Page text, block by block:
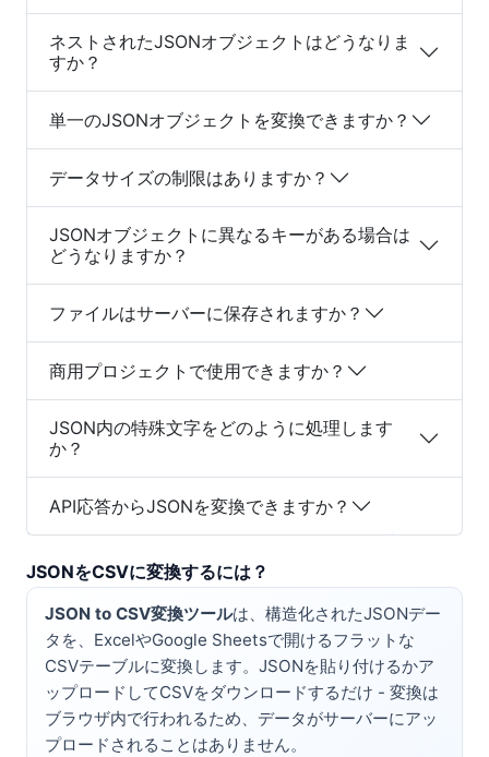
ネストされたJSONオブジェクトはどうなりま
すか？
単一のJSONオブジェクトを変換できますか？
データサイズの制限はありますか？
JSONオブジェクトに異なるキーがある場合は
どうなりますか？
ファイルはサーバーに保存されますか？
商用プロジェクトで使用できますか？
JSON内の特殊文字をどのように処理します
か？
API応答からJSONを変換できますか？
JSONをCSVに変換するには？
JSON to CSV変換ツールは、構造化されたJSONデー
タを、ExcelやGoogle Sheetsで開けるフラットな
CSVテーブルに変換します。JSONを貼り付けるかア
ップロードしてCSVをダウンロードするだけ - 変換は
ブラウザ内で行われるため、データがサーバーにアッ
プロードされることはありません。